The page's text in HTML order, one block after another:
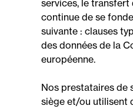
services, le transfert
continue de se
suivante : clauses
des données de la
européenne.
Nos prestataires de
siège et/ou utilisent